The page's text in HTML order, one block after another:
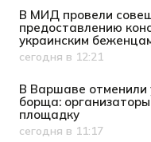
В МИД провели
предоставлению
украинским
Дата публикации
сегодня в 12:21
В Варшаве отменили
борща:
площадку
Дата публикации
сегодня в 11:17